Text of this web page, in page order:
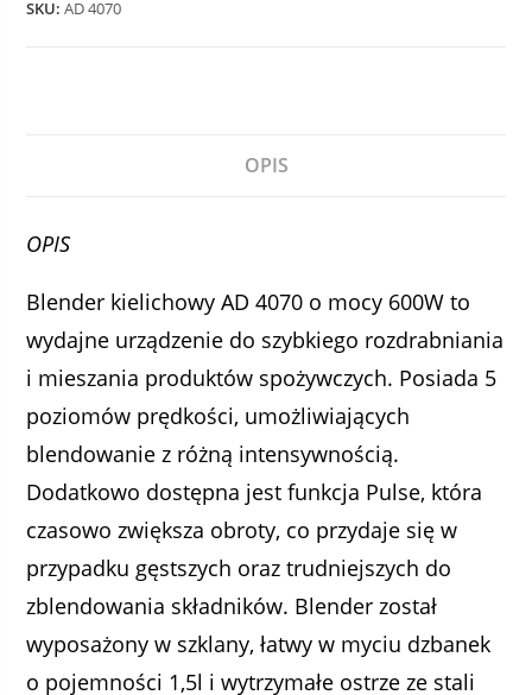
SKU:AD 4070
OPIS
OPIS
Blender kielichowy AD 4070 o mocy 600W to
wydajne urządzenie do szybkiego rozdrabniania
i mieszania produktów spożywczych. Posiada 5
poziomów prędkości, umożliwiających
blendowanie z różną intensywnością.
Dodatkowo dostępna jest funkcja Pulse, która
czasowo zwiększa obroty, co przydaje się w
przypadku gęstszych oraz trudniejszych do
zblendowania składników. Blender został
wyposażony w szklany, łatwy w myciu dzbanek
o pojemności 1,5l i wytrzymałe ostrze ze stali